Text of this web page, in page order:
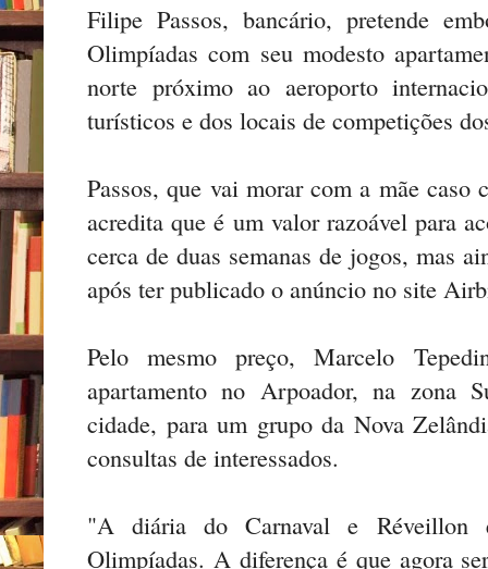
Filipe Passos, bancário, pretende
Olimpíadas com seu modesto
norte próximo ao aeroporto
turísticos e dos locais de competições
Passos, que vai morar com a mãe caso
acredita que é um valor razoável para
cerca de duas semanas de jogos, mas
após ter publicado o anúncio no site
Pelo mesmo preço, Marcelo
apartamento no Arpoador, na zona
cidade, para um grupo da Nova
consultas de interessados.
"A diária do Carnaval e Réveillon
Olimpíadas. A diferença é que agora